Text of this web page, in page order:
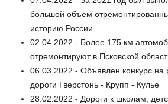
большой объем
историю России
02.04.2022 - Более 175 км
отремонтируют в Псковской
06.03.2022 - Объявлен конкурс на
дороги Гверстонь - Крупп - Кулье
28.02.2022 - Дороги к школам,